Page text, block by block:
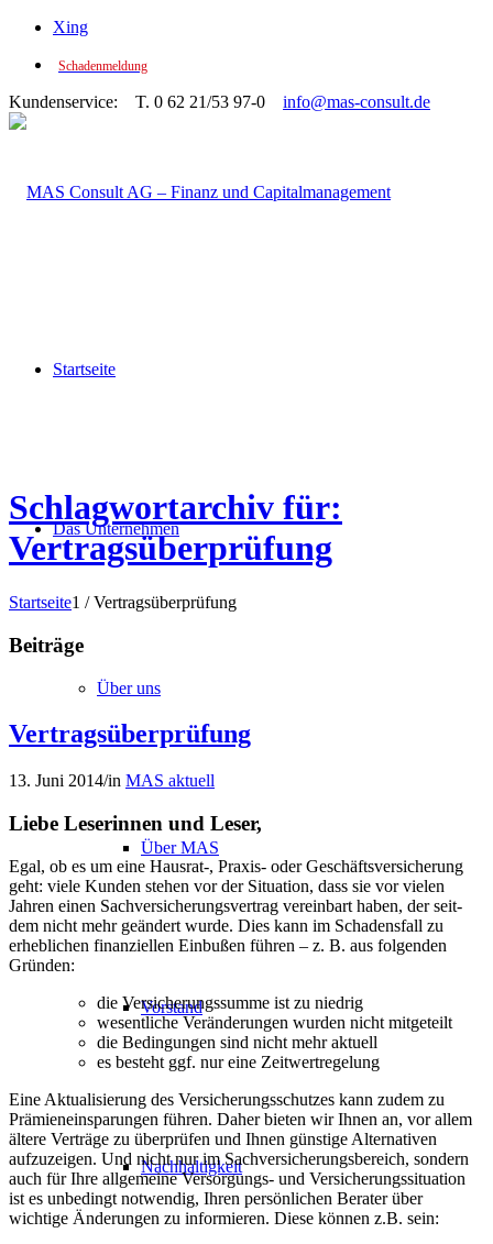
Xing
Schadenmeldung
Kundenservice: T. 0 62 21/53 97-0 info@mas-consult.de
Startseite
Das Unternehmen
Über uns
Über MAS
Vorstand
Nachhaltigkeit
Schlagwortarchiv für:
Vertragsüberprüfung
Startseite1 / Vertragsüberprüfung
Beiträge
Vertragsüberprüfung
13. Juni 2014/in MAS aktuell
Liebe Leserinnen und Leser,
Egal, ob es um eine Hausrat-, Praxis- oder Geschäfts­versicherung
geht: viele Kunden stehen vor der Situation, dass sie vor vielen
Jahren einen Sach­versicherungs­vertrag vereinbart haben, der seit­
dem nicht mehr geändert wurde. Dies kann im Schadens­fall zu
erheblichen finanziellen Ein­bußen führen – z. B. aus folgenden
Gründen:
die Versicherungs­summe ist zu niedrig
wesentliche Veränderungen wurden nicht mitgeteilt
die Bedingungen sind nicht mehr aktuell
es besteht ggf. nur eine Zeitwert­regelung
Eine Aktualisierung des Versicherungs­schutzes kann zudem zu
Prämien­einsparungen führen. Daher bieten wir Ihnen an, vor allem
ältere Ver­träge zu überprüfen und Ihnen günstige Alternativen
aufzuzeigen. Und nicht nur im Sachversicherungs­bereich, sondern
auch für Ihre allgemeine Versorgungs- und Versicherungs­situation
ist es unbedingt notwendig, Ihren persönlichen Berater über
wichtige Änderungen zu informieren. Diese können z.B. sein: